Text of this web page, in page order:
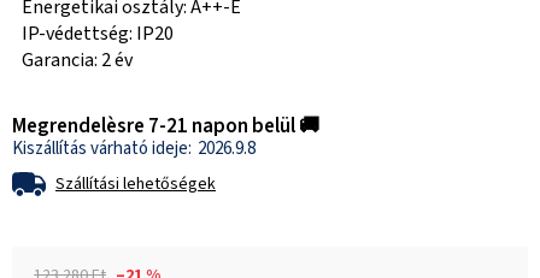
Energetikai osztály: A++-E
IP-védettség: IP20
Garancia: 2 év
Megrendelèsre 7-21 napon belül 🚚
2026.9.8
Szállítási lehetőségek